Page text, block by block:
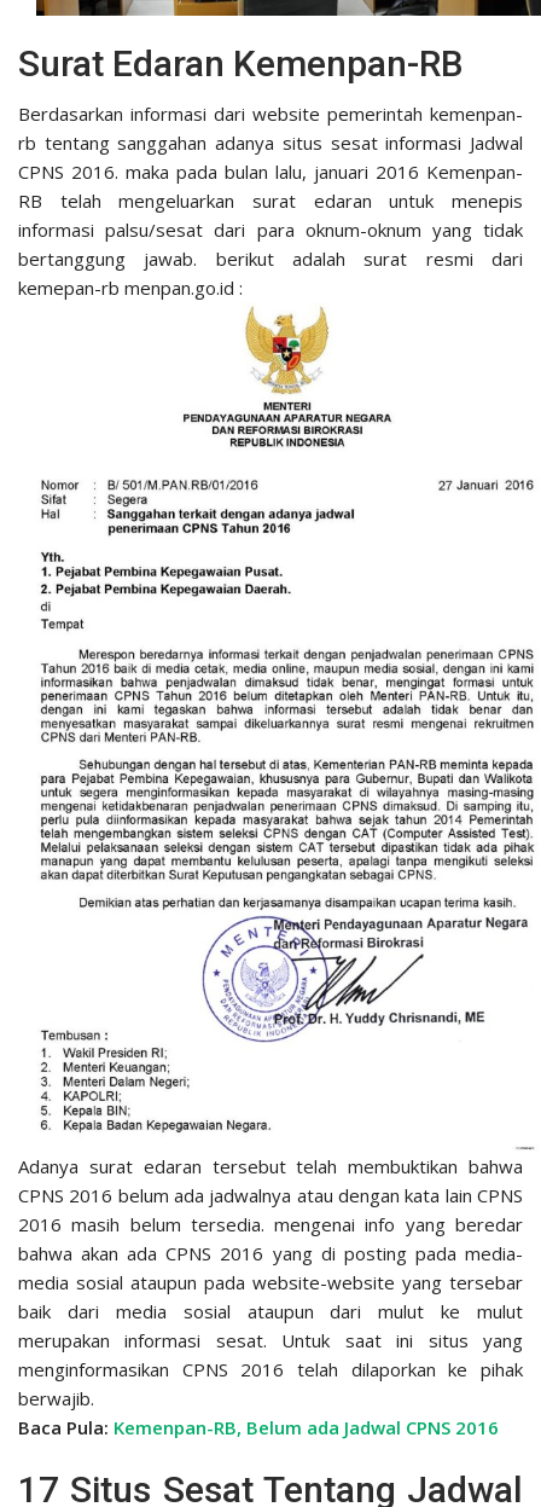
Surat Edaran Kemenpan-RB
Berdasarkan informasi dari website pemerintah kemenpan-
rb tentang sanggahan adanya situs sesat informasi Jadwal
CPNS 2016. maka pada bulan lalu, januari 2016 Kemenpan-
RB telah mengeluarkan surat edaran untuk menepis
informasi palsu/sesat dari para oknum-oknum yang tidak
bertanggung jawab. berikut adalah surat resmi dari
kemepan-rb menpan.go.id :
Adanya surat edaran tersebut telah membuktikan bahwa
CPNS 2016 belum ada jadwalnya atau dengan kata lain CPNS
2016 masih belum tersedia. mengenai info yang beredar
bahwa akan ada CPNS 2016 yang di posting pada media-
media sosial ataupun pada website-website yang tersebar
baik dari media sosial ataupun dari mulut ke mulut
merupakan informasi sesat. Untuk saat ini situs yang
menginformasikan CPNS 2016 telah dilaporkan ke pihak
berwajib.
Baca Pula: Kemenpan-RB, Belum ada Jadwal CPNS 2016
17 Situs Sesat Tentang Jadwal